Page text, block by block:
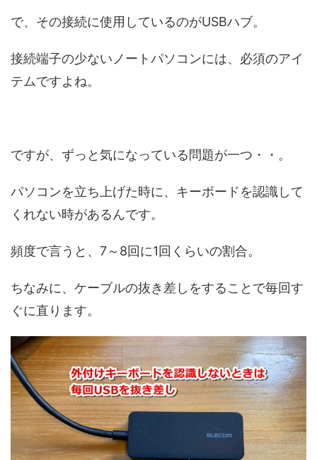
で、その接続に使用しているのがUSBハブ。
接続端子の少ないノートパソコンには、必須のアイ
テムですよね。
ですが、ずっと気になっている問題が一つ・・。
パソコンを立ち上げた時に、キーボードを認識して
くれない時があるんです。
頻度で言うと、7～8回に1回くらいの割合。
ちなみに、ケーブルの抜き差しをすることで毎回す
ぐに直ります。